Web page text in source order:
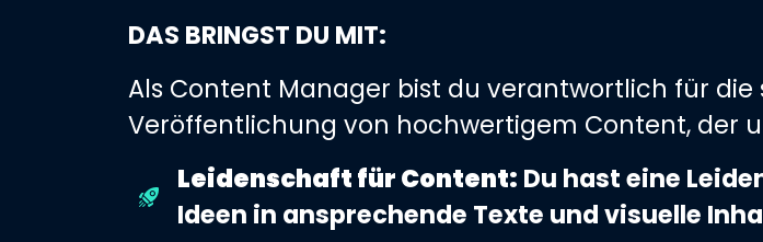
DAS BRINGST DU MIT:
Als Content Manager bist du verantwortlich für
Veröffentlichung von hochwertigem Content, der
Leidenschaft für Content: Du hast eine
Ideen in ansprechende Texte und visuelle